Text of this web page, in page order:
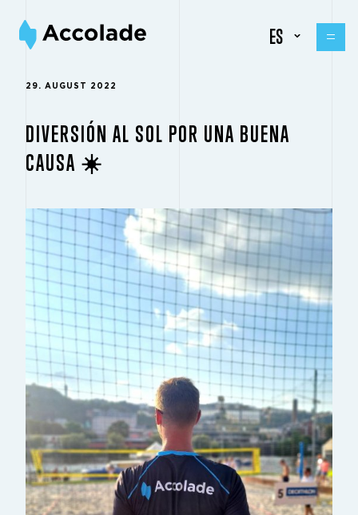
ES
29. AUGUST 2022
DIVERSIÓN AL SOL POR UNA BUENA
CAUSA ☀️